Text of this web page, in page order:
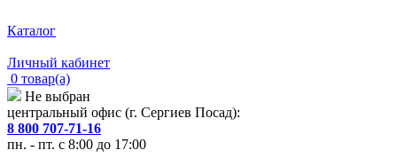
Каталог
Личный кабинет
0 товар(а)
Не выбран
центральный офис (г. Сергиев Посад):
8 800 707-71-16
пн. - пт. с 8:00 до 17:00